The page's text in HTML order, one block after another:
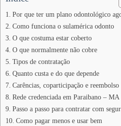
Por que ter um plano odontológico
Como funciona o sulamérica odonto
O que costuma estar coberto
O que normalmente não cobre
Tipos de contratação
Quanto custa e do que depende
Carências, coparticipação e reembolso
Rede credenciada em Paraibano – MA
Passo a passo para contratar com
Como pagar menos e usar bem